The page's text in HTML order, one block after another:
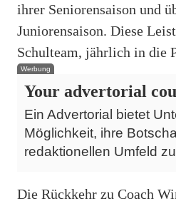
ihrer Seniorensaison und
Juniorensaison. Diese
Schulteam, jährlich in die
Werbung
Your advertorial
Ein Advertorial bietet
Möglichkeit, ihre
redaktionellen Umfeld
Die Rückkehr zu Coach